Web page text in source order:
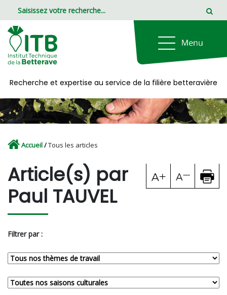
Recherche et expertise au service de la filière betteravière
Accueil/Tous les articles
Article(s) par
Paul TAUVEL
Filtrer par :
Panneau de gestion des cookies